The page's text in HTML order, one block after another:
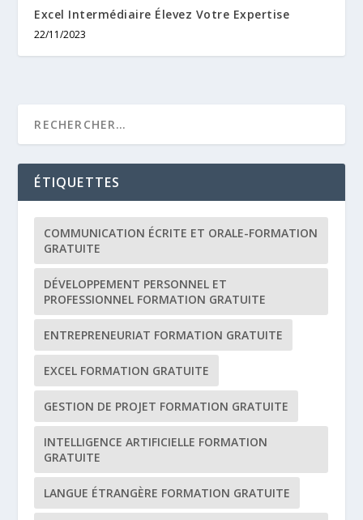
Excel Intermédiaire Élevez Votre Expertise
22/11/2023
ÉTIQUETTES
COMMUNICATION ÉCRITE ET ORALE-FORMATION
GRATUITE
DÉVELOPPEMENT PERSONNEL ET
PROFESSIONNEL FORMATION GRATUITE
ENTREPRENEURIAT FORMATION GRATUITE
EXCEL FORMATION GRATUITE
GESTION DE PROJET FORMATION GRATUITE
INTELLIGENCE ARTIFICIELLE FORMATION
GRATUITE
LANGUE ÉTRANGÈRE FORMATION GRATUITE